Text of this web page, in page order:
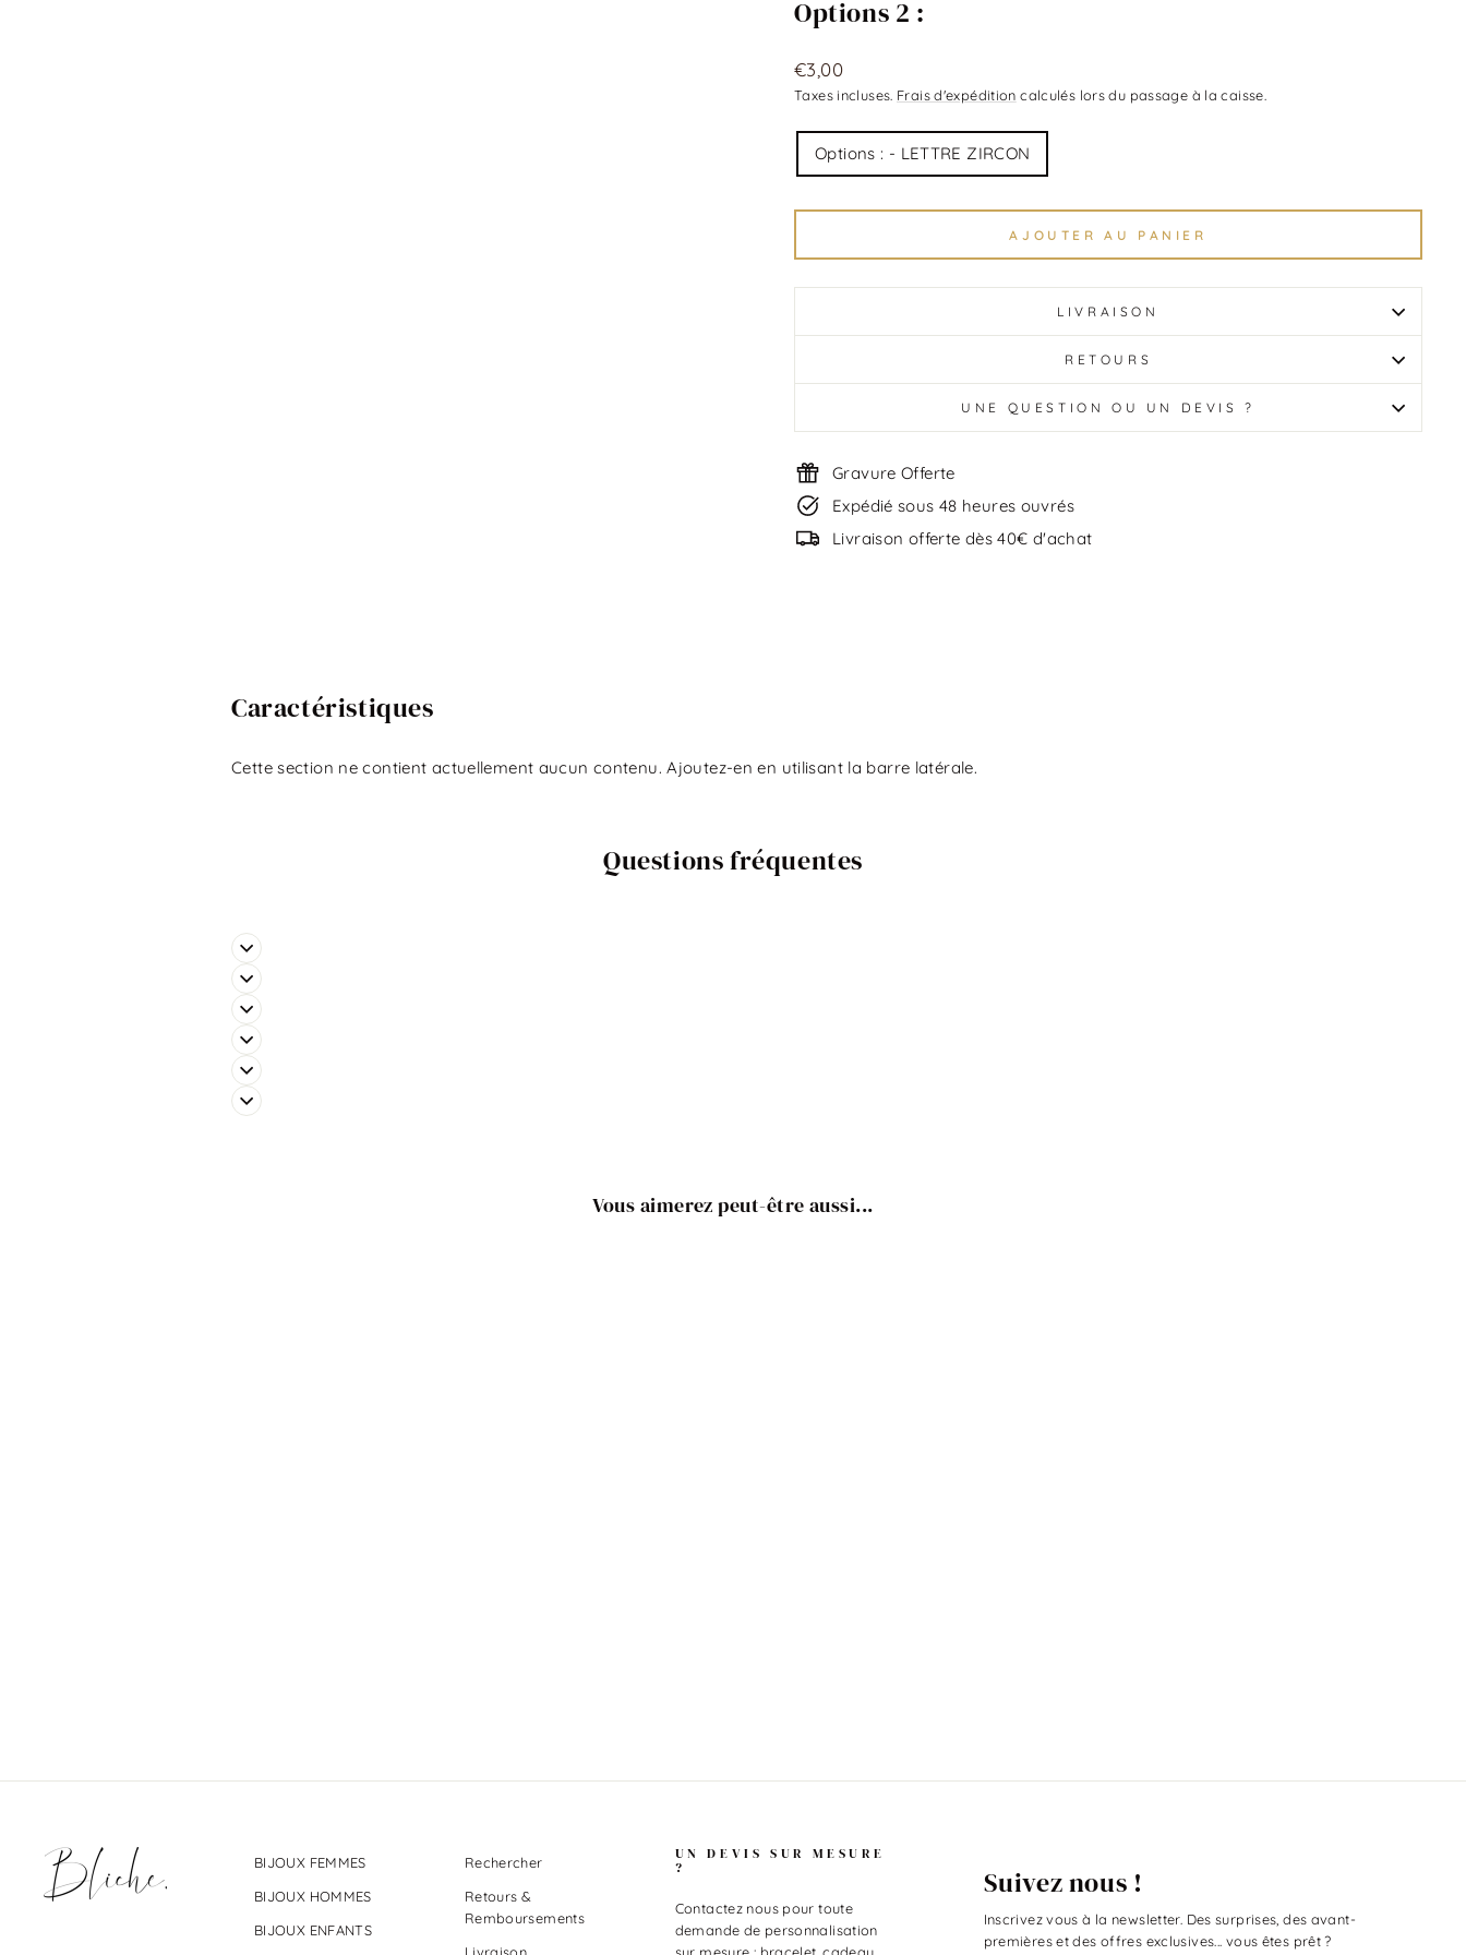
Options 2 :
Prix
régulier
€3,00
Taxes incluses. Frais d'expédition calculés lors du passage à la caisse.
Options : - LETTRE ZIRCON
AJOUTER AU PANIER
LIVRAISON
RETOURS
UNE QUESTION OU UN DEVIS ?
Gravure Offerte
Expédié sous 48 heures ouvrés
Livraison offerte dès 40€ d'achat
Caractéristiques
Cette section ne contient actuellement aucun contenu. Ajoutez-en en utilisant la barre latérale.
Questions fréquentes
Vous aimerez peut-être aussi...
BIJOUX FEMMES
BIJOUX HOMMES
BIJOUX ENFANTS
Rechercher
Retours &
Remboursements
UN DEVIS SUR MESURE
?
Contactez nous pour toute
demande de personnalisation
sur mesure : bracelet, cadeau
Suivez nous !
Inscrivez vous à la newsletter. Des surprises, des avant-
premières et des offres exclusives... vous êtes prêt ?